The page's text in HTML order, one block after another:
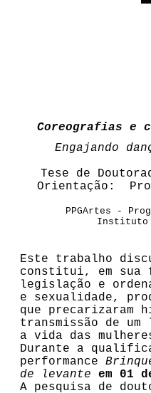
Coreografias e
Engajando
Tese de
Orientação:
PPGArtes -
Instituto
Este trabalho
constitui, em sua
legislação e
e sexualidade,
que precarizaram
transmissão de
a vida das
Durante a
performance
de levante
em 01
A pesquisa de